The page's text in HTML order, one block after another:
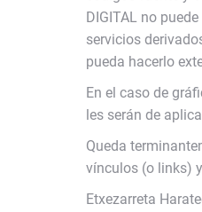
DIGITAL no
servicios
pueda hacerlo
En el caso de
les serán de
Queda
vínculos (o links)
Etxezarreta